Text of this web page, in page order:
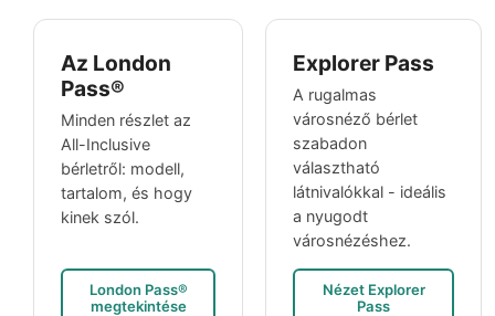
Az London
Pass®
Minden részlet az
All-Inclusive
bérletről: modell,
tartalom, és hogy
kinek szól.
London Pass®
megtekintése
Explorer Pass
A rugalmas
városnéző bérlet
szabadon
választható
látnivalókkal - ideális
a nyugodt
városnézéshez.
Nézet Explorer
Pass